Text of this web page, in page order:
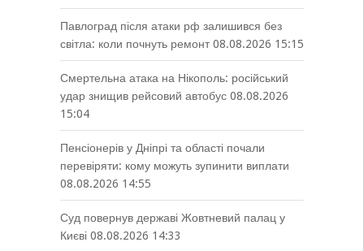
Павлоград після атаки рф залишився без
світла: коли почнуть ремонт 08.08.2026 15:15
Смертельна атака на Нікополь: російський
удар знищив рейсовий автобус 08.08.2026
15:04
Пенсіонерів у Дніпрі та області почали
перевіряти: кому можуть зупинити виплати
08.08.2026 14:55
Суд повернув державі Жовтневий палац у
Києві 08.08.2026 14:33